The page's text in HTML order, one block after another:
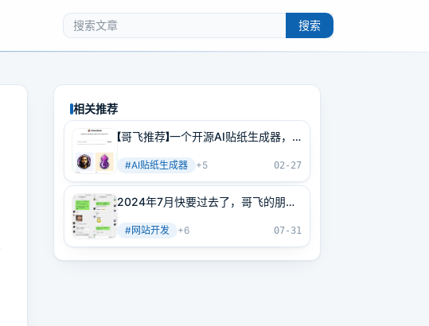
搜索
相关推荐
【哥飞推荐】一个开源AI贴纸生成器，
#AI贴纸生成器 +5 02-27
2024年7月快要过去了，哥飞的朋友
#网站开发 +6 07-31